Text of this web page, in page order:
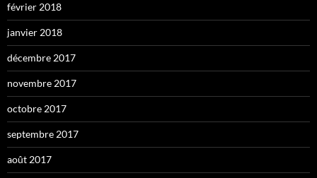
février 2018
janvier 2018
décembre 2017
novembre 2017
octobre 2017
septembre 2017
août 2017